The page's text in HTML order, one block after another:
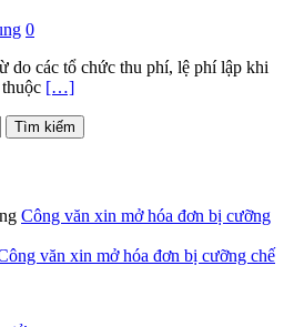
0
do các tổ chức thu phí, lệ phí lập khi
[…]
Công văn xin mở hóa đơn bị cưỡng
văn xin mở hóa đơn bị cưỡng chế